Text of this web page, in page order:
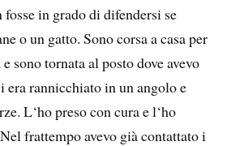
in grado di difendersi se
o un gatto. Sono corsa a casa per
sono tornata al posto dove avevo
era rannicchiato in un angolo e
L‘ho preso con cura e l‘ho
frattempo avevo già contattato i